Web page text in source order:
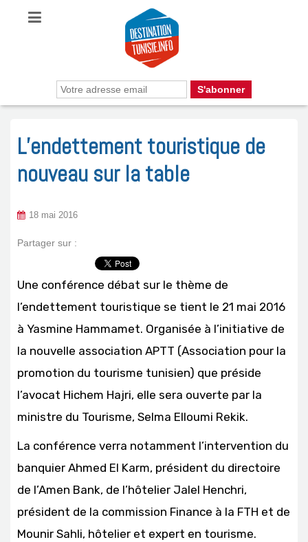
L’endettement touristique de
nouveau sur la table
18 mai 2016
Partager sur :
Une conférence débat sur le thème de
l’endettement touristique se tient le 21 mai 2016
à Yasmine Hammamet. Organisée à l’initiative de
la nouvelle association APTT (Association pour la
promotion du tourisme tunisien) que préside
l’avocat Hichem Hajri, elle sera ouverte par la
ministre du Tourisme, Selma Elloumi Rekik.
La conférence verra notamment l’intervention du
banquier Ahmed El Karm, président du directoire
de l’Amen Bank, de l’hôtelier Jalel Henchri,
président de la commission Finance à la FTH et de
Mounir Sahli, hôtelier et expert en tourisme.